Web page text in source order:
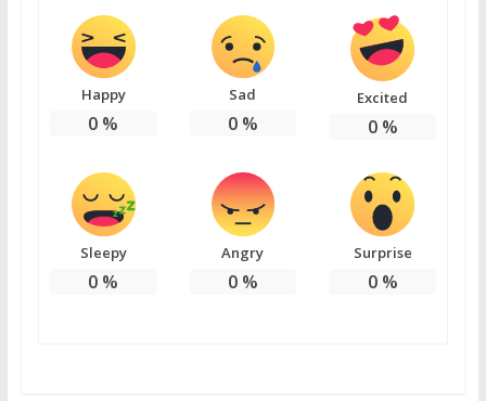
Happy
0 %
Sad
0%
Excited
0%
Sleepy
0 %
Angry
0%
Surprise
0%